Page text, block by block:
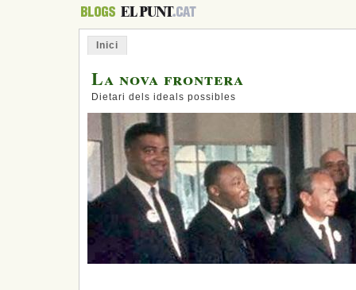
Inici
La nova frontera
Dietari dels ideals possibles